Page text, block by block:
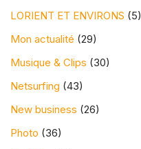
LORIENT ET ENVIRONS (5)
Mon actualité (29)
Musique & Clips (30)
Netsurfing (43)
New business (26)
Photo (36)